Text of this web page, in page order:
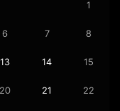
1
6 7 8
13 14 15
20 21 22